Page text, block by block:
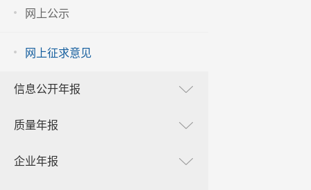
网上公示
网上征求意见
信息公开年报
质量年报
企业年报